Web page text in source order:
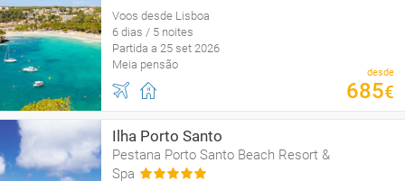
Voos desde Lisboa
6 dias / 5 noites
Partida a 25 set 2026
Meia pensão
desde
685€
Ilha Porto Santo
Pestana Porto Santo Beach Resort &
Spa